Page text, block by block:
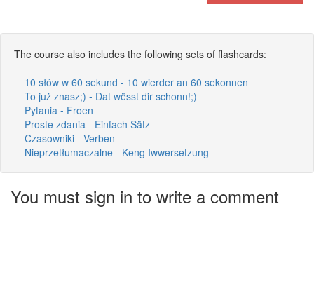
The course also includes the following sets of flashcards:
10 słów w 60 sekund - 10 wierder an 60 sekonnen
To już znasz;) - Dat wësst dir schonn!;)
Pytania - Froen
Proste zdania - Einfach Sätz
Czasowniki - Verben
Nieprzetłumaczalne - Keng Iwwersetzung
You must sign in to write a comment